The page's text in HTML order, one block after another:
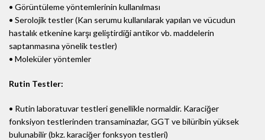
• Görüntüleme yöntemlerinin kullanılması
• Serolojik testler (Kan serumu kullanılarak yapılan ve vücudun
hastalık etkenine karşı geliştirdiği antikor vb. maddelerin
saptanmasına yönelik testler)
• Moleküler yöntemler
Rutin Testler:
• Rutin laboratuvar testleri genellikle normaldir. Karaciğer
fonksiyon testlerinden transaminazlar, GGT ve bilüribin yüksek
bulunabilir (bkz. karaciğer fonksyon testleri)